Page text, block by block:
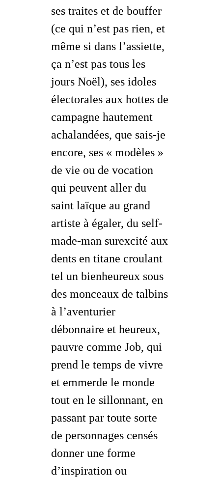
ses traites et de bouffer
(ce qui n’est pas rien, et
même si dans l’assiette,
ça n’est pas tous les
jours Noël), ses idoles
électorales aux hottes de
campagne hautement
achalandées, que sais-je
encore, ses « modèles »
de vie ou de vocation
qui peuvent aller du
saint laïque au grand
artiste à égaler, du self-
made-man surexcité aux
dents en titane croulant
tel un bienheureux sous
des monceaux de talbins
à l’aventurier
débonnaire et heureux,
pauvre comme Job, qui
prend le temps de vivre
et emmerde le monde
tout en le sillonnant, en
passant par toute sorte
de personnages censés
donner une forme
d’inspiration ou